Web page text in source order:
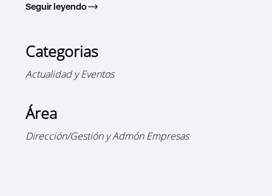
Seguir leyendo
Categorias
Actualidad y Eventos
Área
Dirección/Gestión y Admón Empresas